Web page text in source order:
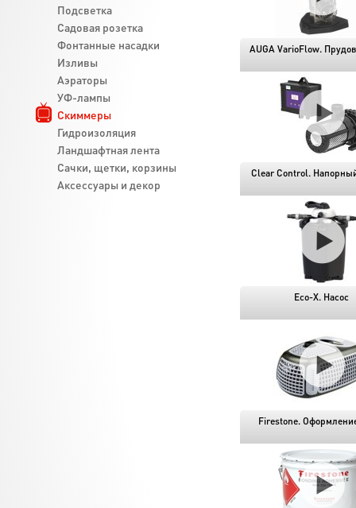
AUGA VarioFlow.
Clear Control.
Eco-X. Насос
Firestone.
Подсветка
Садовая розетка
Фонтанные насадки
Изливы
Аэраторы
УФ-лампы
Скиммеры
Гидроизоляция
Ландшафтная лента
Cачки, щетки, корзины
Аксессуары и декор